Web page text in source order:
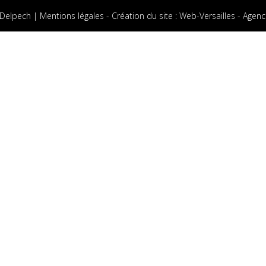
| Mentions légales - Création du site : Web-Versailles -